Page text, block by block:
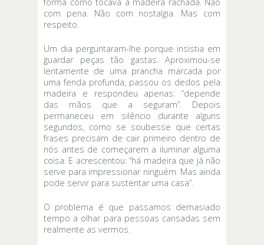
forma como tocava a madeira rachada. Não
com pena. Não com nostalgia. Mas com
respeito.
Um dia perguntaram-lhe porque insistia em
guardar peças tão gastas. Aproximou-se
lentamente de uma prancha marcada por
uma fenda profunda, passou os dedos pela
madeira e respondeu apenas: “depende
das mãos que a seguram”. Depois
permaneceu em silêncio durante alguns
segundos, como se soubesse que certas
frases precisam de cair primeiro dentro de
nós antes de começarem a iluminar alguma
coisa. E acrescentou: “há madeira que já não
serve para impressionar ninguém. Mas ainda
pode servir para sustentar uma casa”.
O problema é que passamos demasiado
tempo a olhar para pessoas cansadas sem
realmente as vermos.